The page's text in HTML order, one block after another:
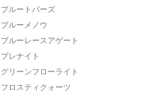
ブルートパーズ
ブルーメノウ
ブルーレースアゲート
プレナイト
グリーンフローライト
フロスティクォーツ